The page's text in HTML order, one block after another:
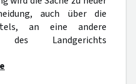
auch über die
an eine andere
des Landgerichts